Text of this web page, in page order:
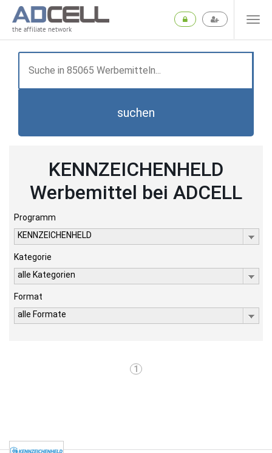
the affiliate network
suchen
KENNZEICHENHELD
Werbemittel bei ADCELL
Programm
KENNZEICHENHELD
Kategorie
alle Kategorien
Format
alle Formate
1